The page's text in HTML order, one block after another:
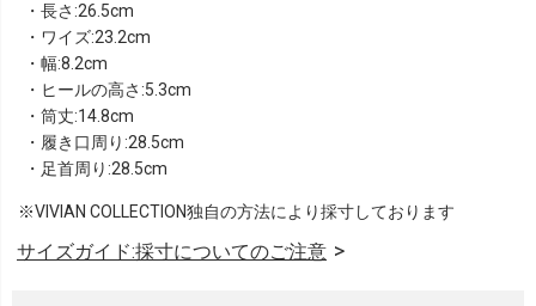
・長さ:26.5cm
・ワイズ:23.2cm
・幅:8.2cm
・ヒールの高さ:5.3cm
・筒丈:14.8cm
・履き口周り:28.5cm
・足首周り:28.5cm
※VIVIAN COLLECTION独自の方法により採寸しております
サイズガイド:採寸についてのご注意